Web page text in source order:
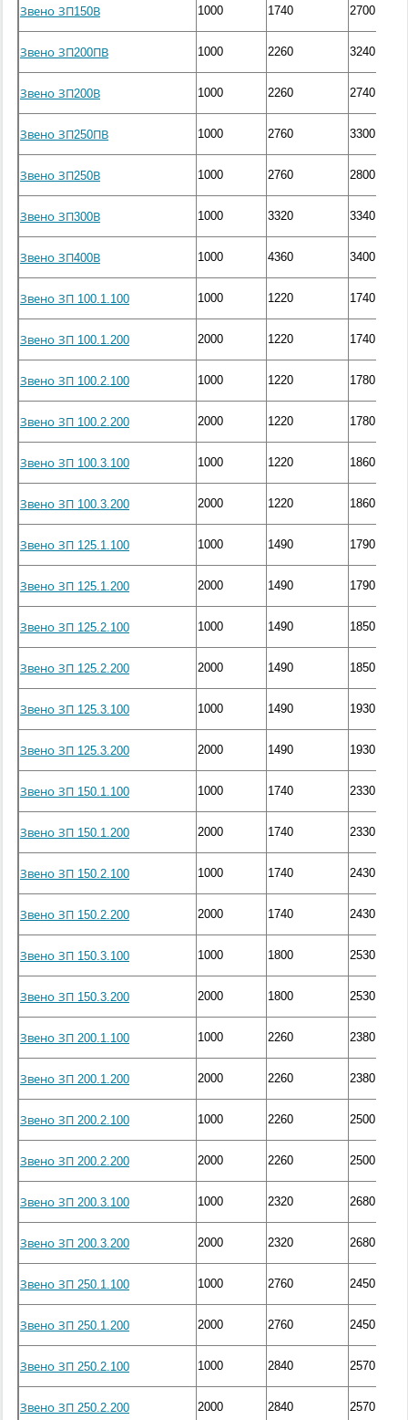
Звено ЗП150В 1000 1740 2700
Звено ЗП200ПВ 1000 2260 3240
Звено ЗП200В 1000 2260 2740
Звено ЗП250ПВ 1000 2760 3300
Звено ЗП250В 1000 2760 2800
Звено ЗП300В 1000 3320 3340
Звено ЗП400В 1000 4360 3400
Звено ЗП 100.1.100 1000 1220 1740
Звено ЗП 100.1.200 2000 1220 1740
Звено ЗП 100.2.100 1000 1220 1780
Звено ЗП 100.2.200 2000 1220 1780
Звено ЗП 100.3.100 1000 1220 1860
Звено ЗП 100.3.200 2000 1220 1860
Звено ЗП 125.1.100 1000 1490 1790
Звено ЗП 125.1.200 2000 1490 1790
Звено ЗП 125.2.100 1000 1490 1850
Звено ЗП 125.2.200 2000 1490 1850
Звено ЗП 125.3.100 1000 1490 1930
Звено ЗП 125.3.200 2000 1490 1930
Звено ЗП 150.1.100 1000 1740 2330
Звено ЗП 150.1.200 2000 1740 2330
Звено ЗП 150.2.100 1000 1740 2430
Звено ЗП 150.2.200 2000 1740 2430
Звено ЗП 150.3.100 1000 1800 2530
Звено ЗП 150.3.200 2000 1800 2530
Звено ЗП 200.1.100 1000 2260 2380
Звено ЗП 200.1.200 2000 2260 2380
Звено ЗП 200.2.100 1000 2260 2500
Звено ЗП 200.2.200 2000 2260 2500
Звено ЗП 200.3.100 1000 2320 2680
Звено ЗП 200.3.200 2000 2320 2680
Звено ЗП 250.1.100 1000 2760 2450
Звено ЗП 250.1.200 2000 2760 2450
Звено ЗП 250.2.100 1000 2840 2570
Звено ЗП 250.2.200 2000 2840 2570